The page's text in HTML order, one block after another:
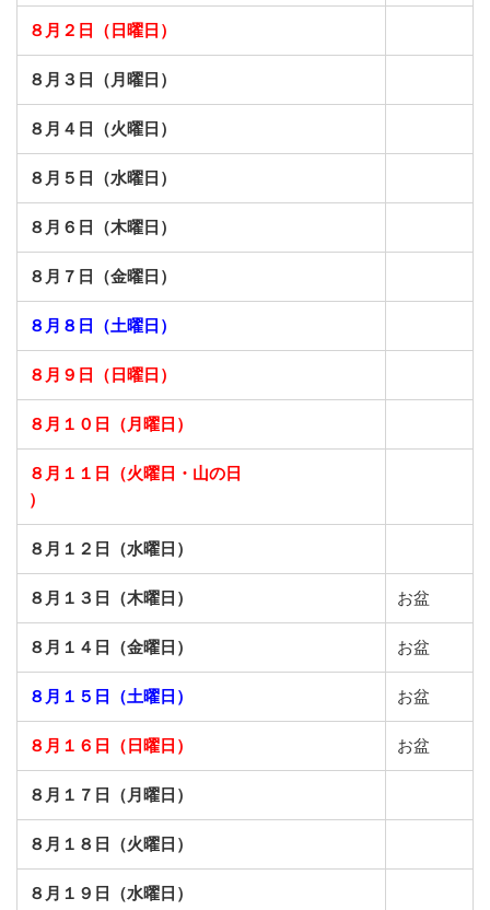
８月２日（日曜日）
８月３日（月曜日）
８月４日（火曜日）
８月５日（水曜日）
８月６日（木曜日）
８月７日（金曜日）
８月８日（土曜日）
８月９日（日曜日）
８月１０日（月曜日）
８月１１日（火曜日・山の日
）
８月１２日（水曜日）
８月１３日（木曜日） お盆
８月１４日（金曜日） お盆
８月１５日（土曜日） お盆
８月１６日（日曜日） お盆
８月１７日（月曜日）
８月１８日（火曜日）
８月１９日（水曜日）